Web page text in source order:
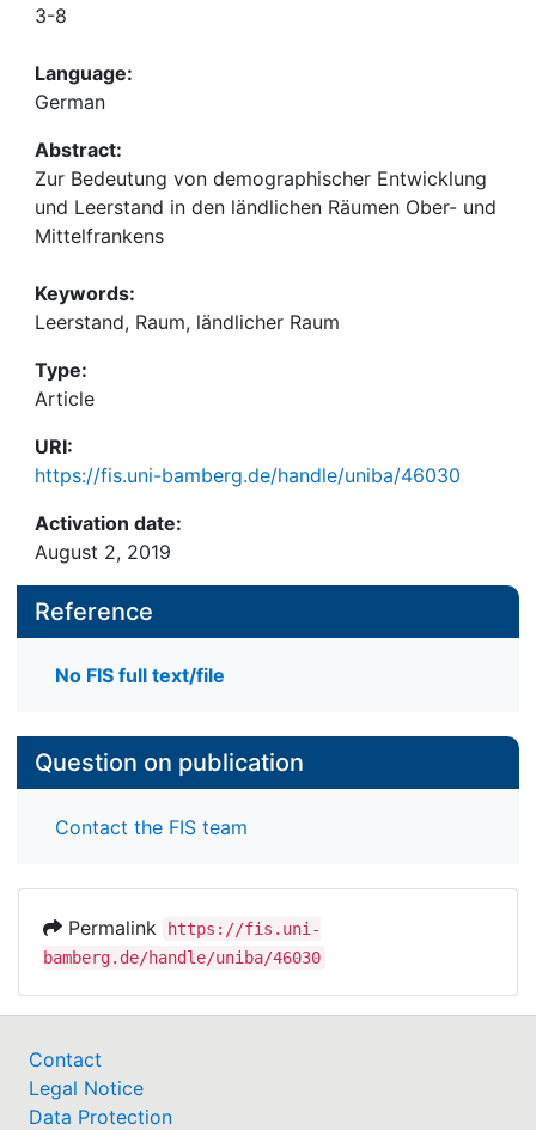
3-8
Language:
German
Abstract:
Zur Bedeutung von demographischer Entwicklung
und Leerstand in den ländlichen Räumen Ober- und
Mittelfrankens
Keywords:
Leerstand, Raum, ländlicher Raum
Type:
Article
URI:
https://fis.uni-bamberg.de/handle/uniba/46030
Activation date:
August 2, 2019
Reference
No FIS full text/file
Question on publication
Contact the FIS team
Permalink
https://fis.uni-
bamberg.de/handle/uniba/46030
Contact
Legal Notice
Data Protection